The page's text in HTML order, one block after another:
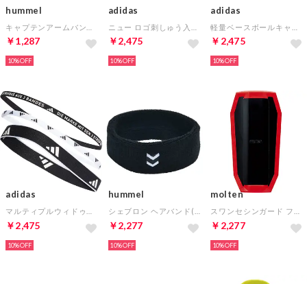
hummel
￥1,287
10%
adidas
￥2,475
10%
adidas
￥2,475
10%
adidas
￥2,475
10%
hummel
￥2,277
10%
molten
￥2,277
10%